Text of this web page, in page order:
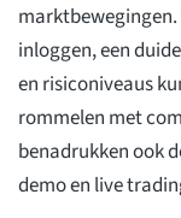
marktbewegingen.
inloggen, een
en risiconiveaus
rommelen met
benadrukken ook
demo en live